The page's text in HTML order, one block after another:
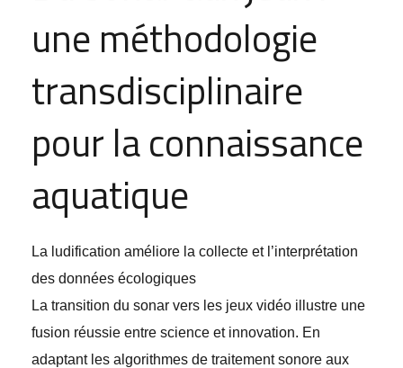
une méthodologie
transdisciplinaire
pour la connaissance
aquatique
La ludification améliore la collecte et l’interprétation
des données écologiques
La transition du sonar vers les jeux vidéo illustre une
fusion réussie entre science et innovation. En
adaptant les algorithmes de traitement sonore aux